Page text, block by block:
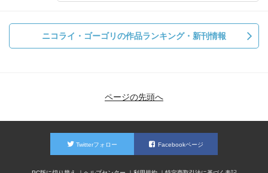
ニコライ・ゴーゴリの作品ランキング・新刊情報
ページの先頭へ
Twitterフォロー Facebookページ